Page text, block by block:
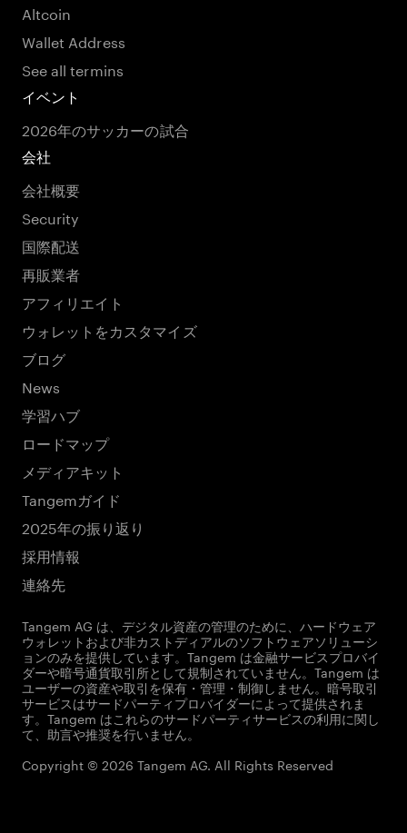
Altcoin
Wallet Address
See all termins
イベント
2026年のサッカーの試合
会社
会社概要
Security
国際配送
再販業者
アフィリエイト
ウォレットをカスタマイズ
ブログ
News
学習ハブ
ロードマップ
メディアキット
Tangemガイド
2025年の振り返り
採用情報
連絡先
Tangem AG は、デジタル資産の管理のために、ハードウェア
ウォレットおよび非カストディアルのソフトウェアソリューシ
ョンのみを提供しています。Tangem は金融サービスプロバイ
ダーや暗号通貨取引所として規制されていません。Tangem は
ユーザーの資産や取引を保有・管理・制御しません。暗号取引
サービスはサードパーティプロバイダーによって提供されま
す。Tangem はこれらのサードパーティサービスの利用に関し
て、助言や推奨を行いません。